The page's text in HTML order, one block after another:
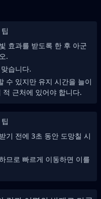
효과를 받도록 한 후 아군
.
습니다.
수 있지만 유지 시간을 늘이
근처에 있어야 합니다.
기 전에 3초 동안 도망칠 시
므로 빠르게 이동하면 이를